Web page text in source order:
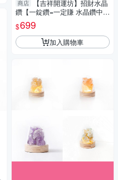
商店
【吉祥開運坊】招財水晶
鑽【一錠鑽=一定賺 水晶鑽中型
約7.8cm 含底座 多色可供選
擇】淨化 擇日
$699
加入購物車